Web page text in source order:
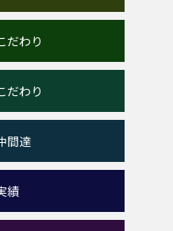
だわり
だわり
間達
績